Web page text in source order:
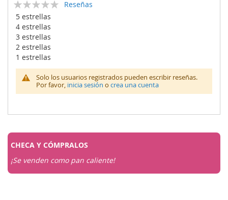
% of100
Reseñas
5 estrellas
4 estrellas
3 estrellas
2 estrellas
1 estrellas
Solo los usuarios registrados pueden escribir reseñas.
Por favor, inicia sesión o crea una cuenta
CHECA Y CÓMPRALOS
¡Se venden como pan caliente!